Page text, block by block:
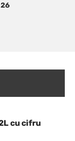
cu cifru